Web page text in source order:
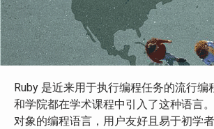
Ruby 是近来用于执行编程任务的流行编
和学院都在学术课程中引入了这种语言
对象的编程语言，用户友好且易于初学